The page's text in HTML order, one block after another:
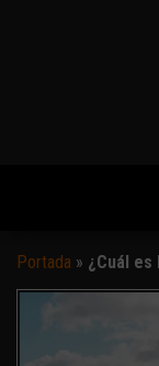
Portada » ¿Cuál es